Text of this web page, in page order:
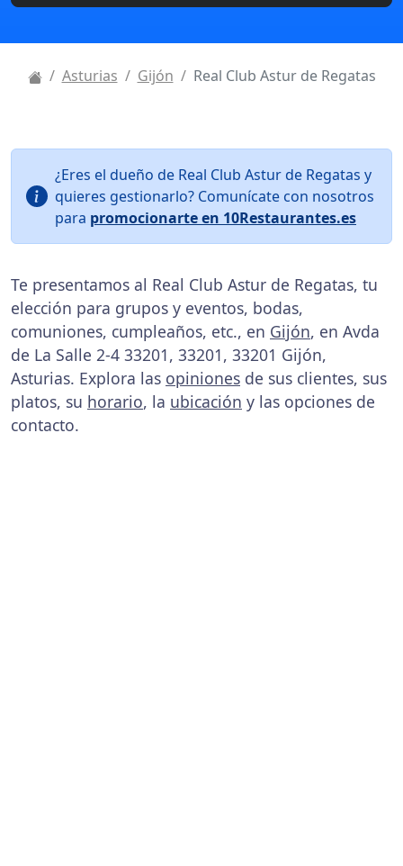
Asturias Gijón Real Club Astur de Regatas
¿Eres el dueño de Real Club Astur de Regatas y
quieres gestionarlo? Comunícate con nosotros
para promocionarte en 10Restaurantes.es
Te presentamos al Real Club Astur de Regatas, tu
elección para grupos y eventos, bodas,
comuniones, cumpleaños, etc., en Gijón, en Avda
de La Salle 2-4 33201, 33201, 33201 Gijón,
Asturias. Explora las opiniones de sus clientes, sus
platos, su horario, la ubicación y las opciones de
contacto.